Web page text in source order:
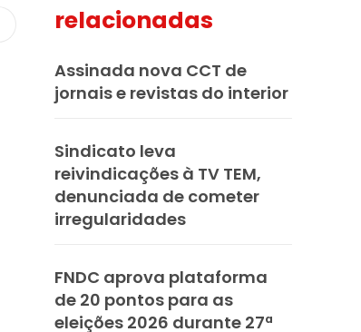
relacionadas
Assinada nova CCT de
jornais e revistas do interior
Sindicato leva
reivindicações à TV TEM,
denunciada de cometer
irregularidades
FNDC aprova plataforma
de 20 pontos para as
eleições 2026 durante 27ª